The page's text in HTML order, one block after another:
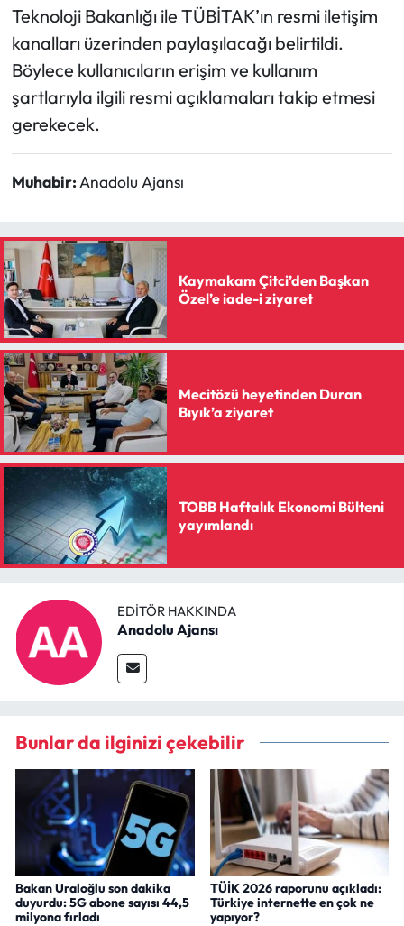
Teknoloji Bakanlığı ile TÜBİTAK’ın resmi iletişim
kanalları üzerinden paylaşılacağı belirtildi.
Böylece kullanıcıların erişim ve kullanım
şartlarıyla ilgili resmi açıklamaları takip etmesi
gerekecek.
Muhabir:Anadolu Ajansı
Kaymakam Çitci’den Başkan
Özel’e iade-i ziyaret
Mecitözü heyetinden Duran
Bıyık’a ziyaret
TOBB Haftalık Ekonomi Bülteni
yayımlandı
EDITÖR HAKKINDA
Anadolu Ajansı
Bunlar da ilginizi çekebilir
Bakan Uraloğlu son dakika
duyurdu: 5G abone sayısı 44,5
milyona fırladı
TÜİK 2026 raporunu açıkladı:
Türkiye internette en çok ne
yapıyor?